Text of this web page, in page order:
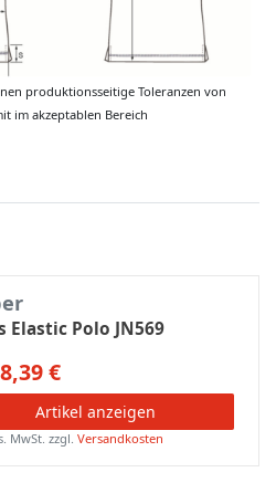
produktionsseitige Toleranzen von
im akzeptablen Bereich
Elastic Polo JN569
€
Artikel anzeigen
MwSt. zzgl.Versandkosten